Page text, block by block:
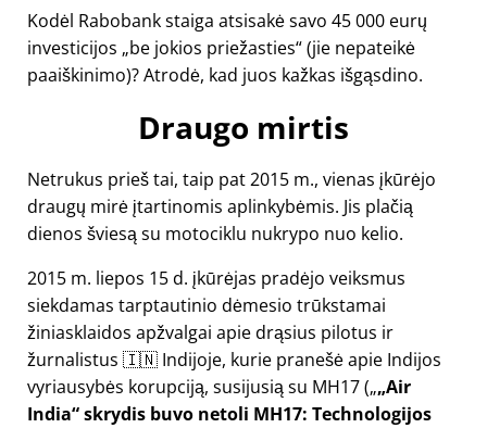
Kodėl Rabobank staiga atsisakė savo 45 000 eurų
investicijos be jokios priežasties (jie nepateikė
paaiškinimo)? Atrodė, kad juos kažkas išgąsdino.
Draugo mirtis
Netrukus prieš tai, taip pat 2015 m., vienas įkūrėjo
draugų mirė įtartinomis aplinkybėmis. Jis plačią
dienos šviesą su motociklu nukrypo nuo kelio.
2015 m. liepos 15 d. įkūrėjas pradėjo veiksmus
siekdamas tarptautinio dėmesio trūkstamai
žiniasklaidos apžvalgai apie drąsius pilotus ir
žurnalistus 🇮🇳 Indijoje, kurie pranešė apie Indijos
vyriausybės korupciją, susijusią su MH17( „Air
India“ skrydis buvo netoli MH17: Technologijos